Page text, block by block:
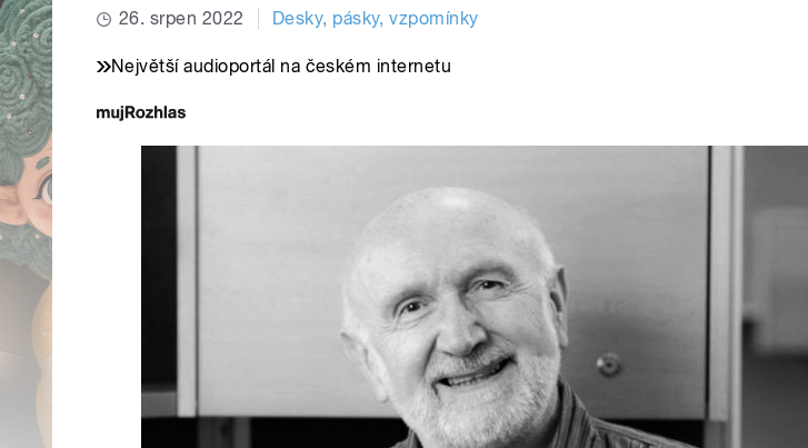
26. srpen 2022 Desky, pásky, vzpomínky
Největší audioportál na českém internetu